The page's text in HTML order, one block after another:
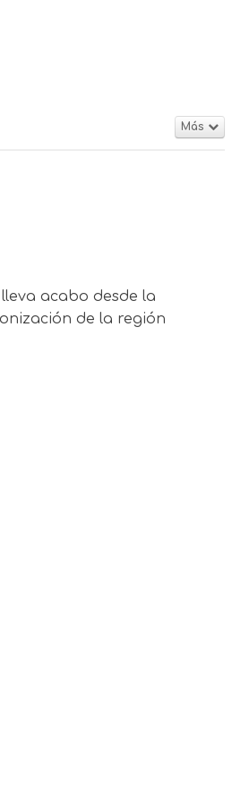
Más
acabo desde la
de la región